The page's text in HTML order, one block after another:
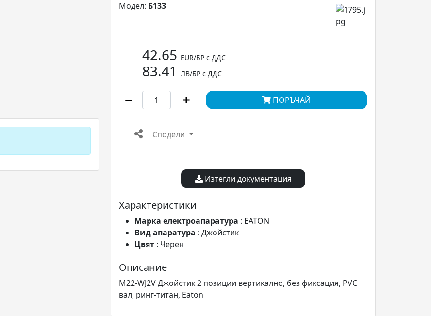
Модел: Б133
42.65 EUR/БР с ДДС
83.41 ЛВ/БР с ДДС
ПОРЪЧАЙ
Сподели
Изтегли документация
Характеристики
Марка електроапаратура : EATON
Вид апаратура : Джойстик
Цвят : Черен
Описание
M22-WJ2V Джойстик 2 позиции вертикално, без фиксация, PVC
вал, ринг-титан, Eaton